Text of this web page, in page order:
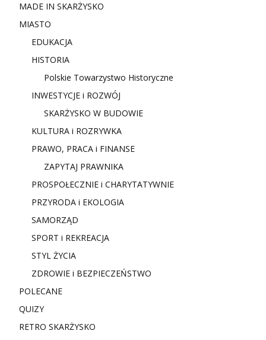
MADE IN SKARŻYSKO
MIASTO
EDUKACJA
HISTORIA
Polskie Towarzystwo Historyczne
INWESTYCJE i ROZWÓJ
SKARŻYSKO W BUDOWIE
KULTURA i ROZRYWKA
PRAWO, PRACA i FINANSE
ZAPYTAJ PRAWNIKA
PROSPOŁECZNIE i CHARYTATYWNIE
PRZYRODA i EKOLOGIA
SAMORZĄD
SPORT i REKREACJA
STYL ŻYCIA
ZDROWIE i BEZPIECZEŃSTWO
POLECANE
QUIZY
RETRO SKARŻYSKO